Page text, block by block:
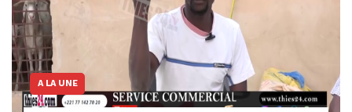
A LA UNE